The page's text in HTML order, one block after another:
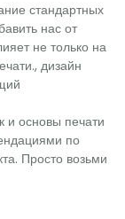
стандартных
нас от
не только на
дизайн
и основы печати
по
Просто возьми